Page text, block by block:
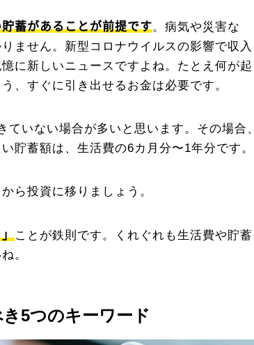
蓄があることが前提です。病気や災害な
ません。新型コロナウイルスの影響で収入
に新しいニュースですよね。たとえ何が起
、すぐに引き出せるお金は必要です。
いない場合が多いと思います。その場合、
貯蓄額は、生活費の6カ月分〜1年分です。
ら投資に移りましょう。
ことが鉄則です。くれぐれも生活費や貯蓄
。
5つのキーワード